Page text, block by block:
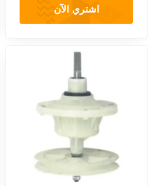
اشتري الآن